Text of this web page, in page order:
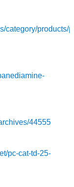
category/products/
44555
pc-cat-td-25-